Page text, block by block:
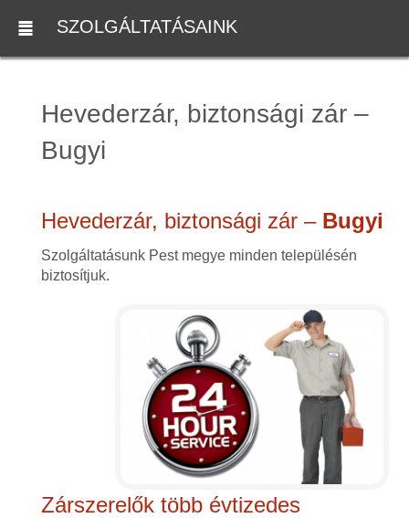
SZOLGÁLTATÁSAINK
Hevederzár, biztonsági zár –
Bugyi
Hevederzár, biztonsági zár – Bugyi
Szolgáltatásunk Pest megye minden településén
biztosítjuk.
Zárszerelők több évtizedes